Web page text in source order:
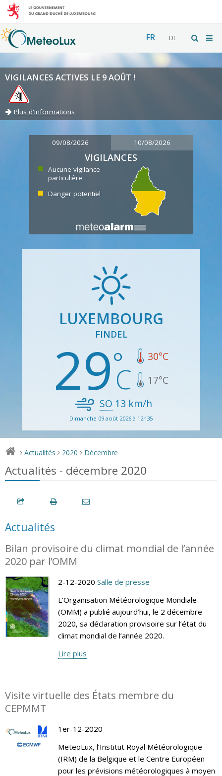
FR DE
VIGILANCES ACTIVES LE 9 AOÛT !
Plus d'informations
09/08/2026 10/08/2026
VIGILANCES
Aucune vigilance
particulière
Danger potentiel
LUXEMBOURG
FINDEL
29 30°C
17°C
SO 13 km/h
Dimanche 09 août 2026 à 12h35
> Actualités > 2020 > Décembre
Actualités - décembre 2020
Actualités
Bilan provisoire du climat mondial de l’année
2020 par l’OMM
2-12-2020 Salle de presse
L’Organisation Météorologique Mondiale
(OMM) a publié aujourd’hui, le 2 décembre
2020, sa déclaration provisoire sur l’état du
climat mondial de l’année 2020.
Lire plus
Visite virtuelle des États membre du
CEPMMT
1er-12-2020
MeteoLux, l’Institut Royal Météorologique
(IRM) de la Belgique et le Centre Européen
pour les prévisions météorologiques à moyen